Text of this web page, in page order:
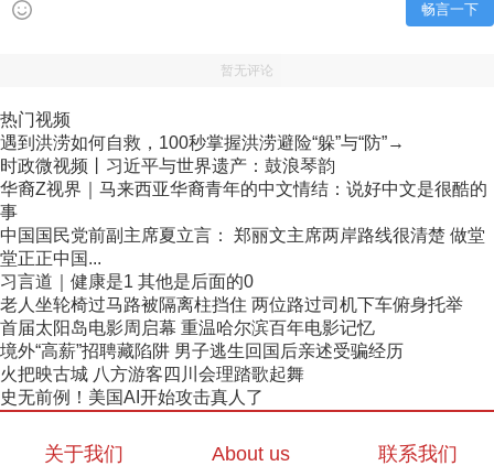
畅言一下
暂无评论
热门视频
遇到洪涝如何自救，100秒掌握洪涝避险“躲”与“防”→
时政微视频丨习近平与世界遗产：鼓浪琴韵
华裔Z视界｜马来西亚华裔青年的中文情结：说好中文是很酷的
事
中国国民党前副主席夏立言： 郑丽文主席两岸路线很清楚 做堂
堂正正中国...
习言道｜健康是1 其他是后面的0
老人坐轮椅过马路被隔离柱挡住 两位路过司机下车俯身托举
首届太阳岛电影周启幕 重温哈尔滨百年电影记忆
境外“高薪”招聘藏陷阱 男子逃生回国后亲述受骗经历
火把映古城 八方游客四川会理踏歌起舞
史无前例！美国AI开始攻击真人了
关于我们 About us 联系我们